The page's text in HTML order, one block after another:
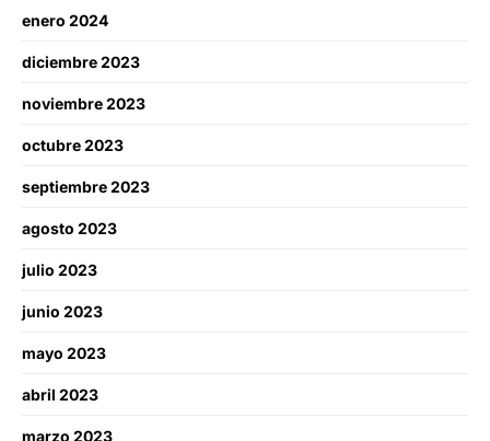
enero 2024
diciembre 2023
noviembre 2023
octubre 2023
septiembre 2023
agosto 2023
julio 2023
junio 2023
mayo 2023
abril 2023
marzo 2023